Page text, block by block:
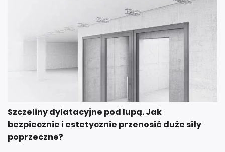
Szczeliny dylatacyjne pod lupą. Jak
bezpiecznie i estetycznie przenosić duże siły
poprzeczne?